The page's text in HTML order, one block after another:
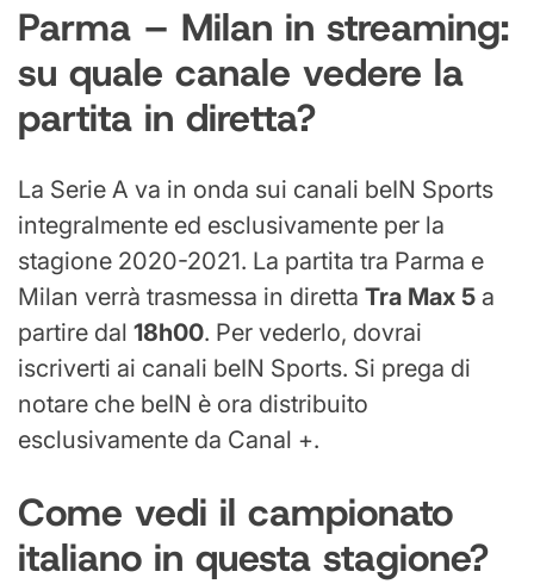
Parma – Milan in streaming:
su quale canale vedere la
partita in diretta?
La Serie A va in onda sui canali beIN Sports
integralmente ed esclusivamente per la
stagione 2020-2021. La partita tra Parma e
Milan verrà trasmessa in diretta Tra Max 5 a
partire dal 18h00. Per vederlo, dovrai
iscriverti ai canali beIN Sports. Si prega di
notare che beIN è ora distribuito
esclusivamente da Canal +.
Come vedi il campionato
italiano in questa stagione?